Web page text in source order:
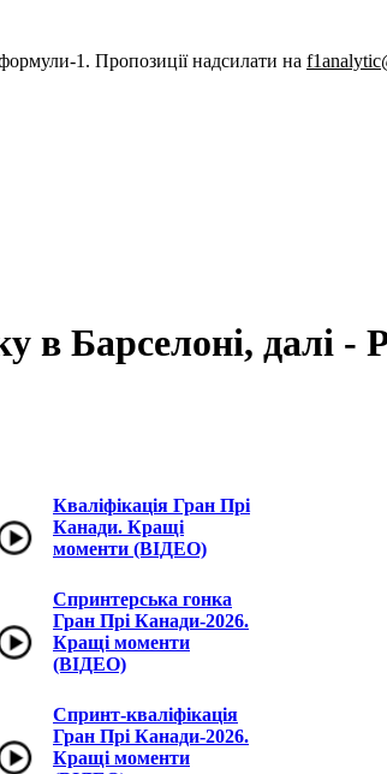
1. Пропозиції надсилати на
в Барселоні, далі -
Кваліфікація Гран Прі
Канади. Кращі
моменти (ВІДЕО)
Спринтерська гонка
Гран Прі Канади-2026.
Кращі моменти
(ВІДЕО)
Спринт-кваліфікація
Гран Прі Канади-2026.
Кращі моменти